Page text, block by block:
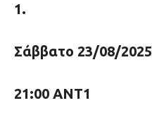
1.
Σάββατο 23/08/2025
21:00 ΑΝΤ1